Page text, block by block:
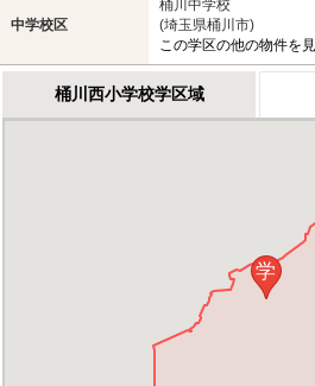
中学校区
桶川中学校
(埼玉県桶川市)
この学区の他の物件を
桶川西小学校学区域
学